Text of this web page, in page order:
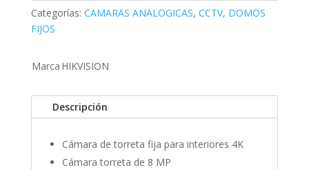
Categorías: CAMARAS ANALOGICAS, CCTV, DOMOS
FIJOS
Marca HIKVISION
Descripción
Cámara de torreta fija para interiores 4K
Cámara torreta de 8 MP